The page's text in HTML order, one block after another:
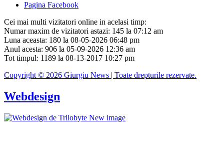
Pagina Facebook
Cei mai multi vizitatori online in acelasi timp:
Numar maxim de vizitatori astazi: 145 la 07:12 am
Luna aceasta: 180 la 08-05-2026 06:48 pm
Anul acesta: 906 la 05-09-2026 12:36 am
Tot timpul: 1189 la 08-13-2017 10:27 pm
Copyright © 2026 Giurgiu News | Toate drepturile rezervate.
Webdesign